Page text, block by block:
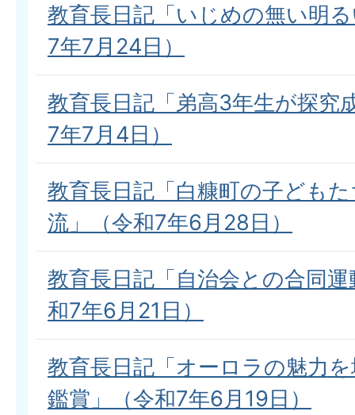
教育長日記「いじめの無い明
7年7月24日）
教育長日記「弟高3年生が探究
7年7月4日）
教育長日記「白糠町の子ども
流」（令和7年6月28日）
教育長日記「自治会との合同
和7年6月21日）
教育長日記「オーロラの魅力
鑑賞」（令和7年6月19日）